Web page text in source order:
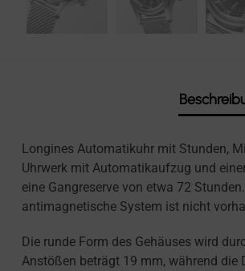
Longines Automatikuhr mit Stunden,
Uhrwerk mit Automatikaufzug und
eine Gangreserve von etwa 72
antimagnetische System ist nicht
Die runde Form des Gehäuses wird
Anstößen beträgt 19 mm, während die